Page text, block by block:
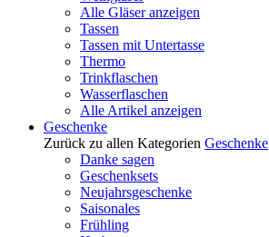
Alle Gläser anzeigen
Tassen
Tassen mit Untertasse
Thermo
Trinkflaschen
Wasserflaschen
Alle Artikel anzeigen
Geschenke
Zurück zu allen Kategorien Geschenke
Danke sagen
Geschenksets
Neujahrsgeschenke
Saisonales
Frühling